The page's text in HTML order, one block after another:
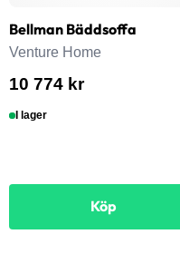
Bellman Bäddsoffa
Venture Home
10 774 kr
I lager
Köp